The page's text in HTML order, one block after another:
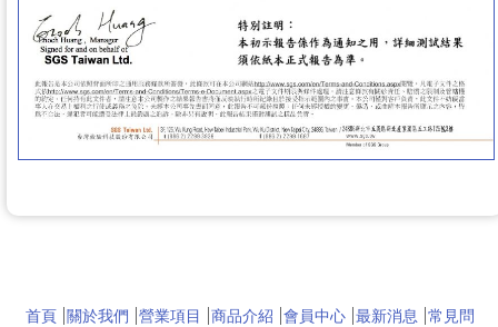
首頁 關於我們 營業項目 商品介紹 會員中心 最新消息
常見問